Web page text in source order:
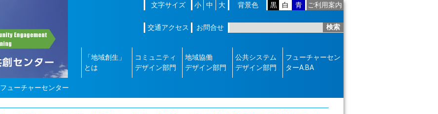
本
文字サイズ 小 中 大 背景色 黒 白 青 ご利用案内
交通アクセス お問合せ
「地域創生」
とは
コミュニティ
デザイン部門
地域協働
デザイン部門
公共システム
デザイン部門
フューチャーセン
ターA.BA
フューチャーセンター